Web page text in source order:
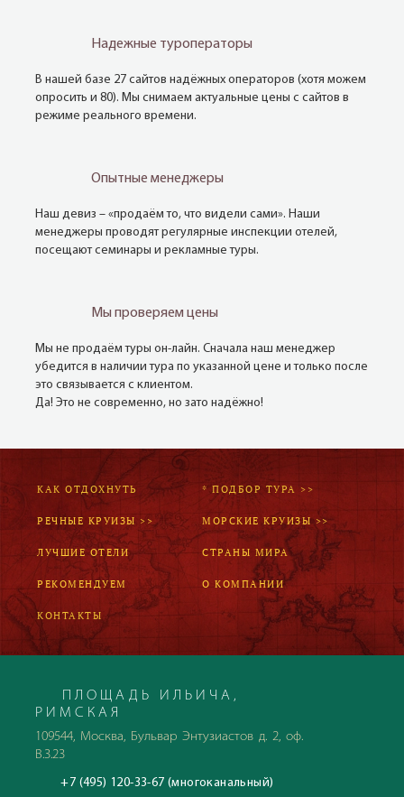
Надежные туроператоры
В нашей базе 27 сайтов надёжных операторов (хотя можем
опросить и 80). Мы снимаем актуальные цены с сайтов в
режиме реального времени.
Опытные менеджеры
Наш девиз – «продаём то, что видели сами». Наши
менеджеры проводят регулярные инспекции отелей,
посещают семинары и рекламные туры.
Мы проверяем цены
Мы не продаём туры он-лайн. Сначала наш менеджер
убедится в наличии тура по указанной цене и только после
это связывается с клиентом.
Да! Это не современно, но зато надёжно!
КАК ОТДОХНУТЬ * ПОДБОР ТУРА >>
РЕЧНЫЕ КРУИЗЫ >> МОРСКИЕ КРУИЗЫ >>
ЛУЧШИЕ ОТЕЛИ СТРАНЫ МИРА
РЕКОМЕНДУЕМ О КОМПАНИИ
КОНТАКТЫ
ПЛОЩАДЬ ИЛЬИЧА,
РИМСКАЯ
109544, Москва, Бульвар Энтузиастов д. 2, оф.
В.3.23
+7 (495) 120-33-67 (многоканальный)